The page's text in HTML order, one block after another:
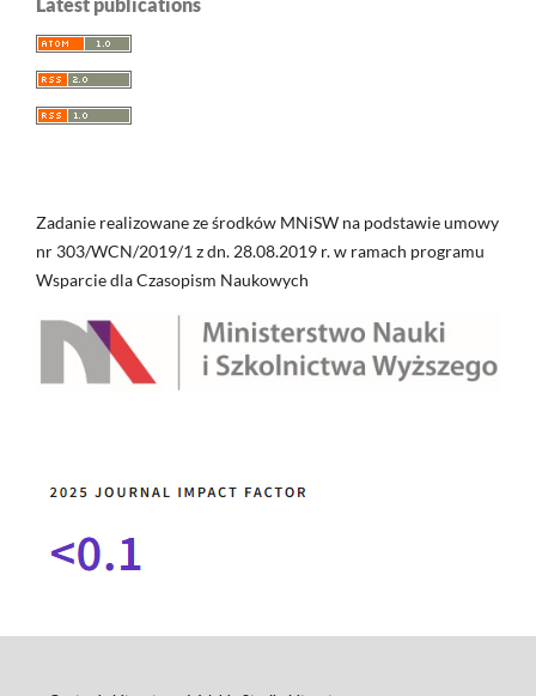
Zadanie realizowane ze środków MNiSW na podstawie umowy
nr 303/WCN/2019/1 z dn. 28.08.2019 r. w ramach programu
Wsparcie dla Czasopism Naukowych